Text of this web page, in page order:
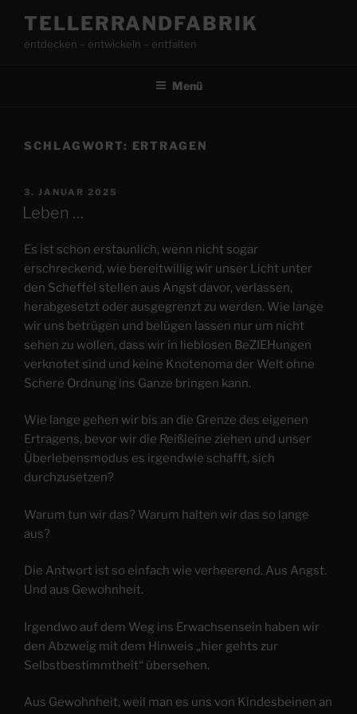
Inhalt
springen
TELLERRANDFABRIK
entdecken – entwickeln – entfalten
Menü
SCHLAGWORT: ERTRAGEN
VERÖFFENTLICHT
AM
3. JANUAR 2025
Leben …
Es ist schon erstaunlich, wenn nicht sogar
erschreckend, wie bereitwillig wir unser Licht unter
den Scheffel stellen aus Angst davor, verlassen,
herabgesetzt oder ausgegrenzt zu werden. Wie lange
wir uns betrügen und belügen lassen nur um nicht
sehen zu wollen, dass wir in lieblosen BeZIEHungen
verknotet sind und keine Knotenoma der Welt ohne
Schere Ordnung ins Ganze bringen kann.
Wie lange gehen wir bis an die Grenze des eigenen
Ertragens, bevor wir die Reißleine ziehen und unser
Überlebensmodus es irgendwie schafft, sich
durchzusetzen?
Warum tun wir das? Warum halten wir das so lange
aus?
Die Antwort ist so einfach wie verheerend. Aus Angst.
Und aus Gewohnheit.
Irgendwo auf dem Weg ins Erwachsensein haben wir
den Abzweig mit dem Hinweis „hier gehts zur
Selbstbestimmtheit“ übersehen.
Aus Gewohnheit, weil man es uns von Kindesbeinen an